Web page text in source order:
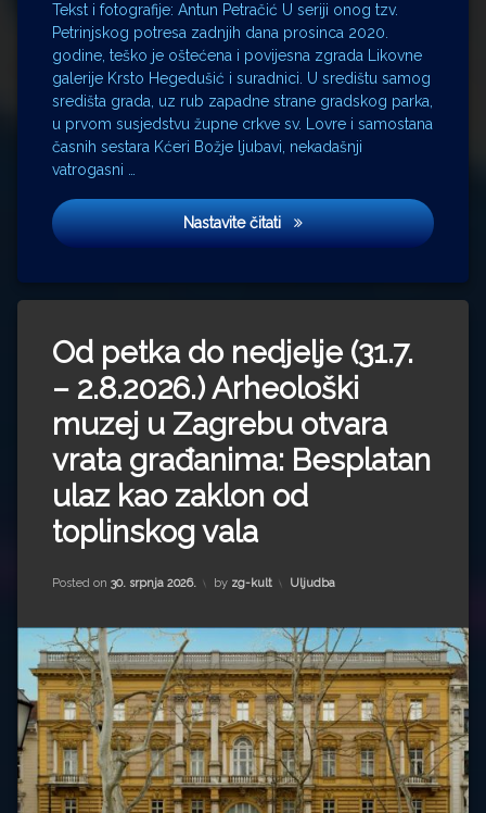
Tekst i fotografije: Antun Petračić U seriji onog tzv.
Petrinjskog potresa zadnjih dana prosinca 2020.
godine, teško je oštećena i povijesna zgrada Likovne
galerije Krsto Hegedušić i suradnici. U središtu samog
središta grada, uz rub zapadne strane gradskog parka,
u prvom susjedstvu župne crkve sv. Lovre i samostana
časnih sestara Kćeri Božje ljubavi, nekadašnji
vatrogasni …
Nastavite čitatiU središtu Petrinje otvorena
Od petka do nedjelje (31.7.
– 2.8.2026.) Arheološki
muzej u Zagrebu otvara
vrata građanima: Besplatan
ulaz kao zaklon od
toplinskog vala
Posted on 30. srpnja 2026. by zg-kult Kategorije:
Uljudba
komentar
on
petka
do
nedjelje
(31.7.
2.8.2026.)
Arheološki
muzej
Zagrebu
građanima:
Besplatan
ulaz
kao
zaklon
od
toplinskog
vala